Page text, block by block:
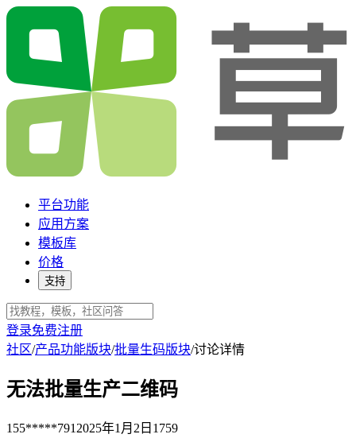
平台功能
应用方案
模板库
价格
支持
登录免费注册
社区/产品功能版块/批量生码版块/讨论详情
无法批量生产二维码
155*****791 2025年1月2日 1759